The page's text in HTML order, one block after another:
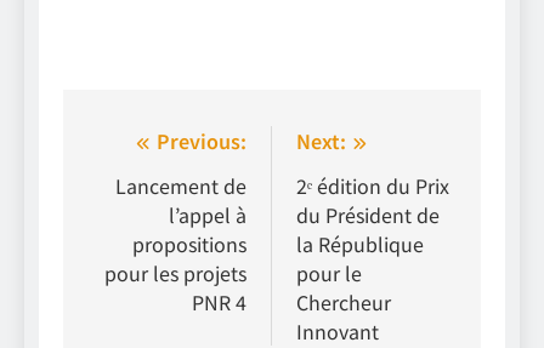
Navigation
de
l’article
Previous:
Lancement de
l’appel à
propositions
pour les projets
PNR 4
Next:
2ᵉ édition du Prix
du Président de
la République
pour le
Chercheur
Innovant